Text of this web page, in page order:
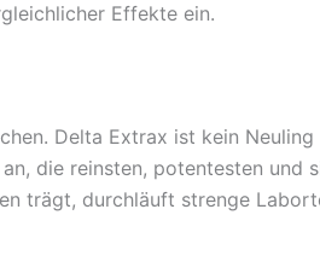
Effekte ein.
Delta Extrax ist kein
die reinsten, potentesten und
trägt, durchläuft strenge